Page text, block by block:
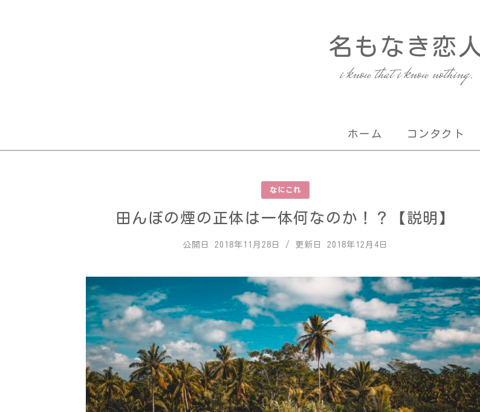
名もなき恋人
i know that i know nothing.
ホーム コンタクト
なにこれ
田んぼの煙の正体は一体何なのか！？【説明】
公開日2018年11月28日 / 更新日 2018年12月4日